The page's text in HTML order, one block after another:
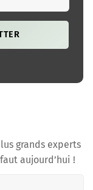
grands experts
aujourd’hui !